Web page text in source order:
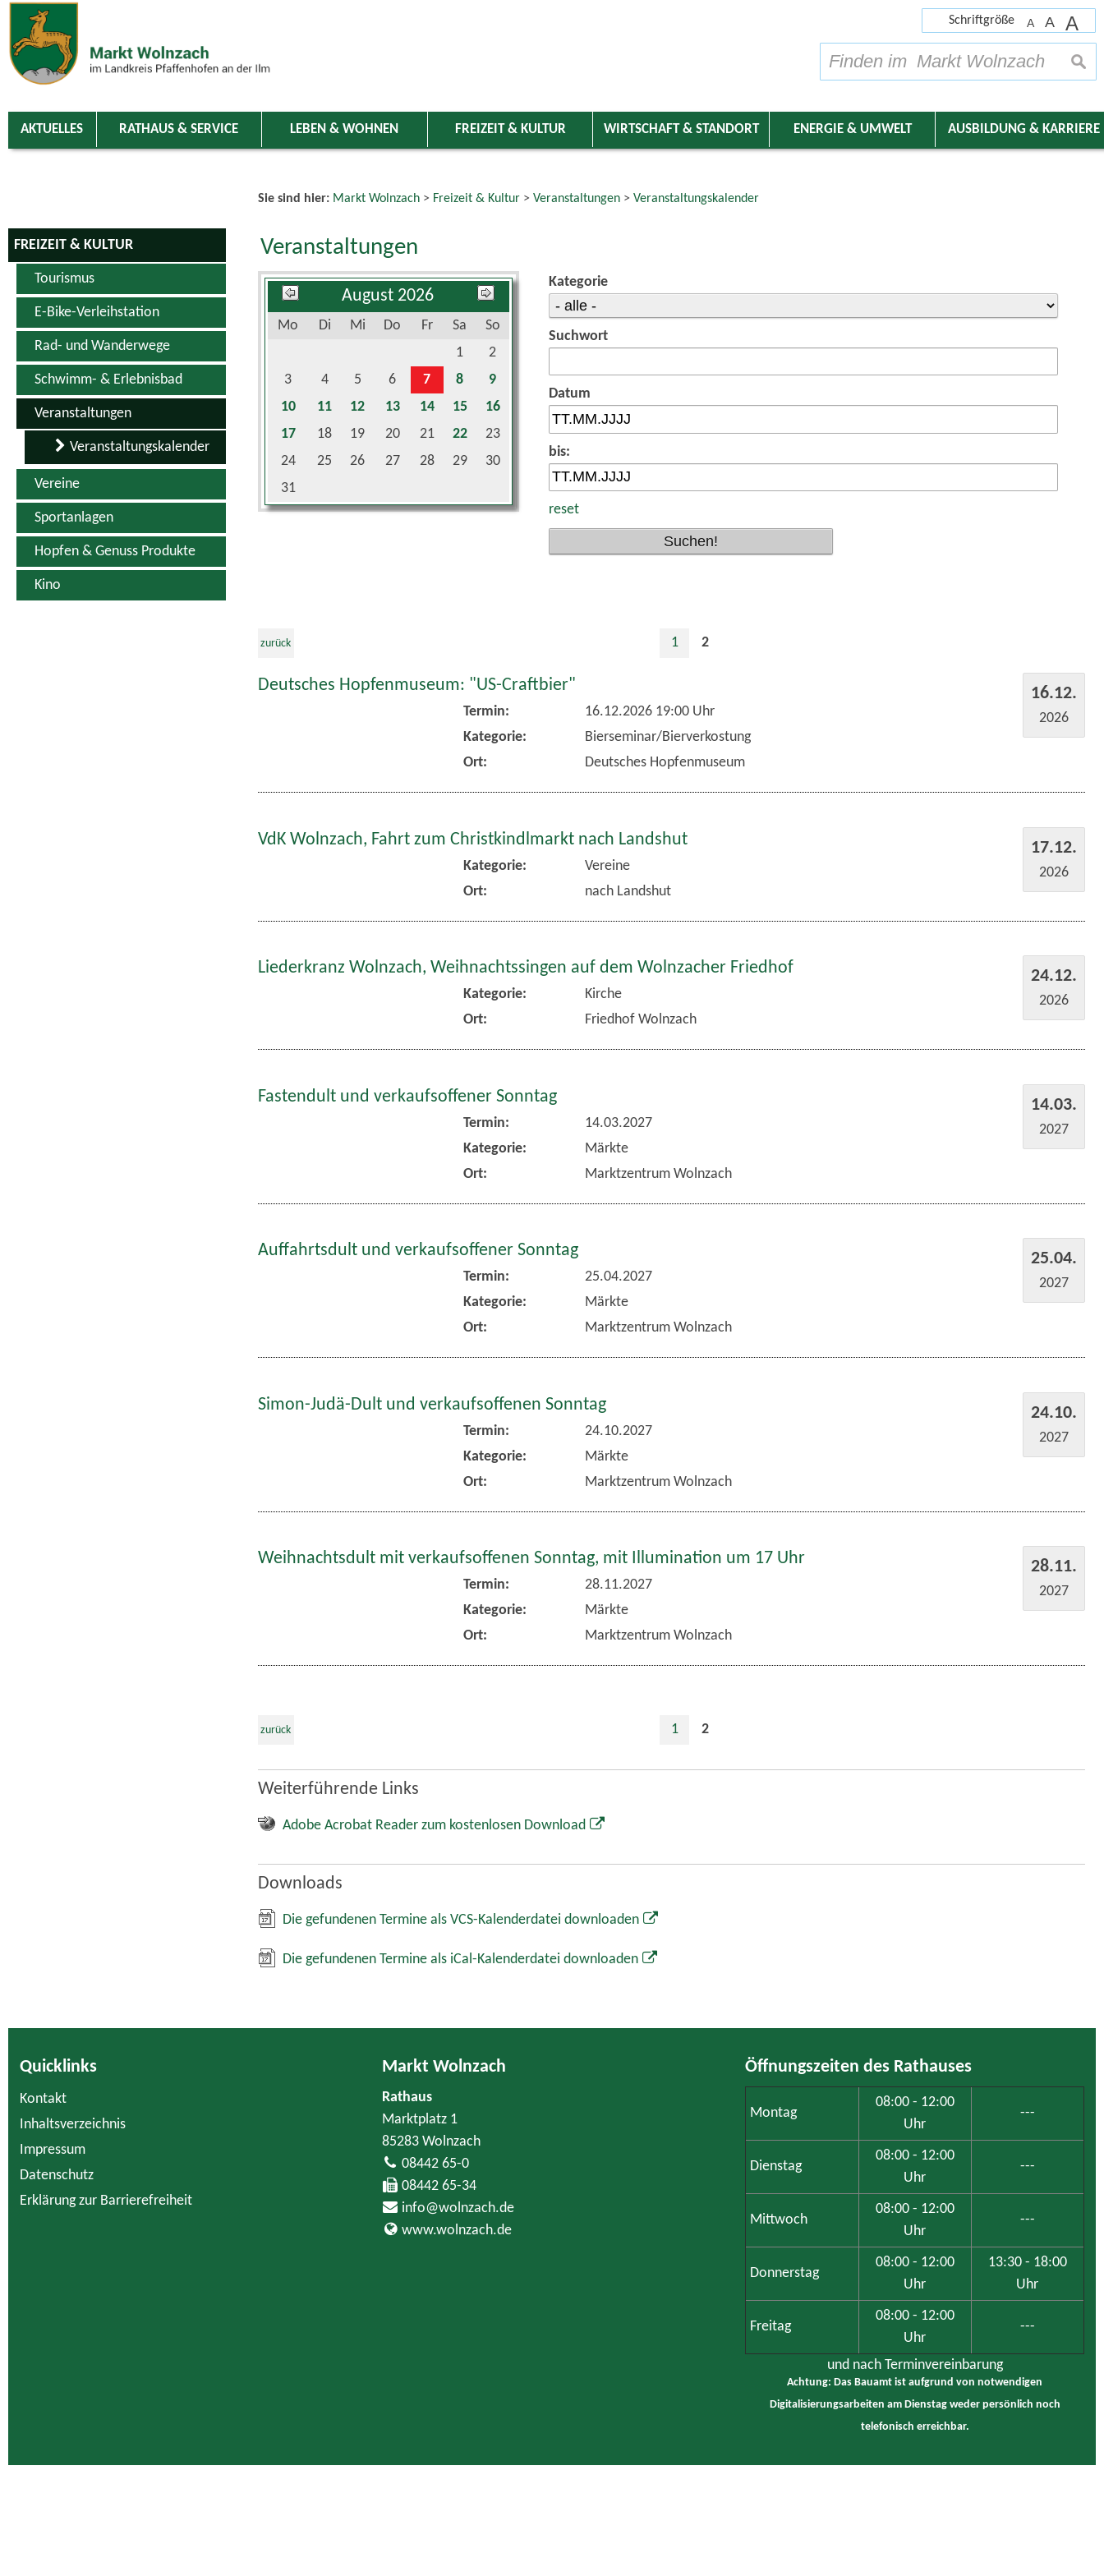
Zum Inhalt zur Navigation
Schriftgröße A A A
AKTUELLES RATHAUS & SERVICE LEBEN & WOHNEN FREIZEIT & KULTUR WIRTSCHAFT & STANDORT ENERGIE & UMWELT AUSBILDUNG & KARRIERE
FREIZEIT & KULTUR
Tourismus
E-Bike-Verleihstation
Rad- und Wanderwege
Schwimm- & Erlebnisbad
Veranstaltungen
Veranstaltungskalender
Vereine
Sportanlagen
Hopfen & Genuss Produkte
Kino
Sie sind hier: Markt Wolnzach> Freizeit & Kultur> Veranstaltungen> Veranstaltungskalender
Veranstaltungen
August 2026
Mo Di Mi Do Fr Sa
So
1
2
3
4 5 6 7 8
9
10
11 12 13 14 15
16
17
18 19 20 21 22
23
24
25 26 27 28 29
30
31
Kategorie
Suchwort
Datum
bis:
reset
zurück 1 2
16.12.
2026
Deutsches Hopfenmuseum: "US-Craftbier"
Termin:
16.12.2026 19:00 Uhr
Kategorie:
Bierseminar/Bierverkostung
Ort:
Deutsches Hopfenmuseum
17.12.
2026
VdK Wolnzach, Fahrt zum Christkindlmarkt nach Landshut
Kategorie:
Vereine
Ort:
nach Landshut
24.12.
2026
Liederkranz Wolnzach, Weihnachtssingen auf dem Wolnzacher Friedhof
Kategorie:
Kirche
Ort:
Friedhof Wolnzach
14.03.
2027
Fastendult und verkaufsoffener Sonntag
Termin:
14.03.2027
Kategorie:
Märkte
Ort:
Marktzentrum Wolnzach
25.04.
2027
Auffahrtsdult und verkaufsoffener Sonntag
Termin:
25.04.2027
Kategorie:
Märkte
Ort:
Marktzentrum Wolnzach
24.10.
2027
Simon-Judä-Dult und verkaufsoffenen Sonntag
Termin:
24.10.2027
Kategorie:
Märkte
Ort:
Marktzentrum Wolnzach
28.11.
2027
Weihnachtsdult mit verkaufsoffenen Sonntag, mit Illumination um 17 Uhr
Termin:
28.11.2027
Kategorie:
Märkte
Ort:
Marktzentrum Wolnzach
zurück 1 2
Weiterführende Links
Adobe Acrobat Reader zum kostenlosen Download
Downloads
Die gefundenen Termine als VCS-Kalenderdatei downloaden
Die gefundenen Termine als iCal-Kalenderdatei downloaden
Quicklinks
Kontakt
Inhaltsverzeichnis
Impressum
Datenschutz
Erklärung zur Barrierefreiheit
Markt Wolnzach
Rathaus
Marktplatz 1
85283 Wolnzach
08442 65-0
08442 65-34
info@wolnzach.de
www.wolnzach.de
Öffnungszeiten des Rathauses
Montag
08:00 - 12:00
Uhr
---
Dienstag
08:00 - 12:00
Uhr
---
Mittwoch
08:00 - 12:00
Uhr
---
Donnerstag
08:00 - 12:00
Uhr
13:30 - 18:00
Uhr
Freitag
08:00 - 12:00
Uhr
---
und nach Terminvereinbarung
Achtung: Das Bauamt ist aufgrund von notwendigen
Digitalisierungsarbeiten am Dienstag weder persönlich noch
telefonisch erreichbar.